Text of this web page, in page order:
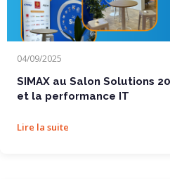
SIMAX au Salon Solutions 2025 : cap sur
04/09/2025
SIMAX au Salon Solutions
et la performance IT
Lire la suite